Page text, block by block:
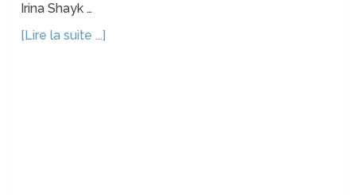
Irina Shayk …
[Lire la suite ...]